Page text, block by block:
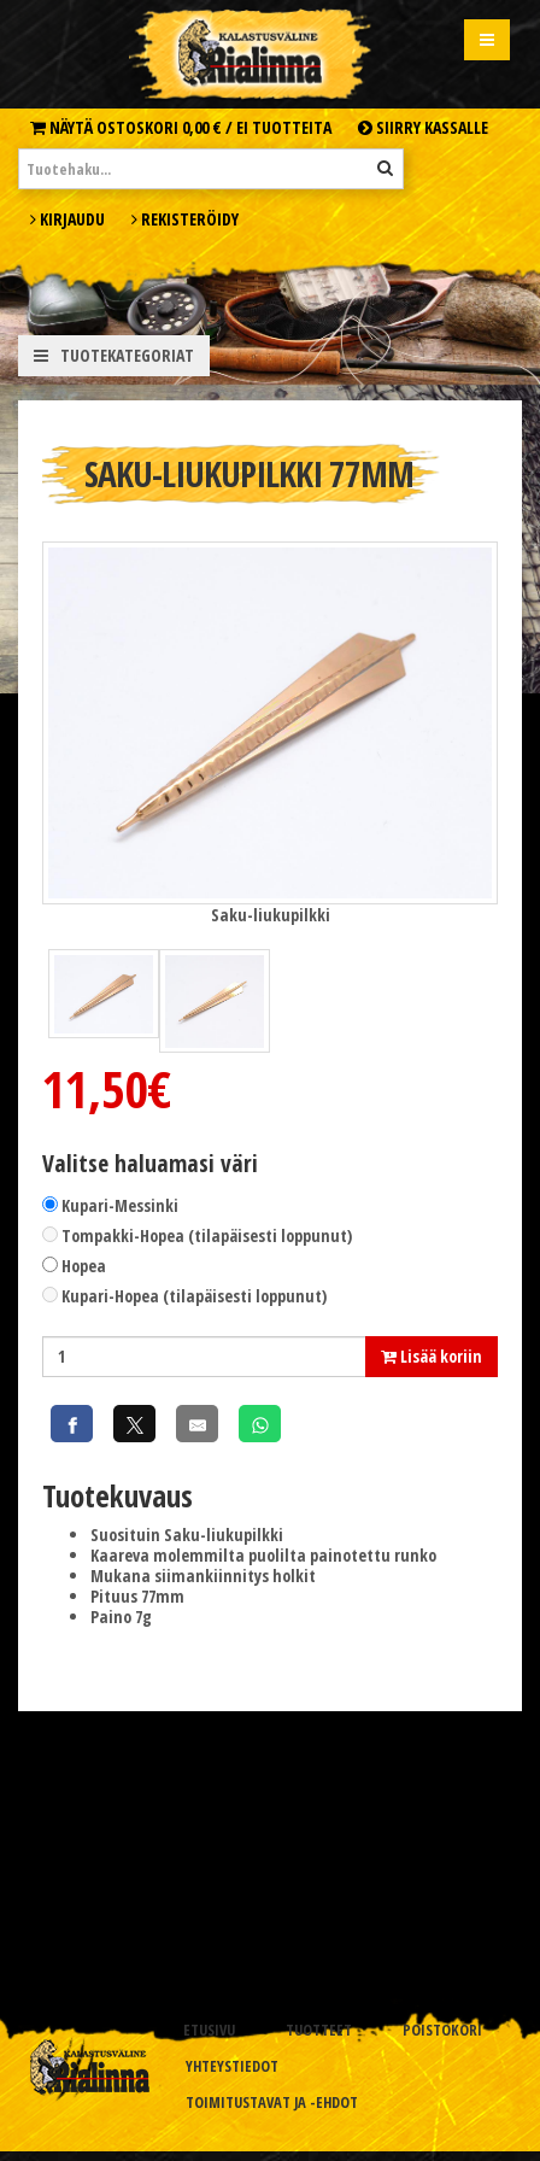
NÄYTÄ OSTOSKORI 0,00 € / EI TUOTTEITA SIIRRY KASSALLE
KIRJAUDU REKISTERÖIDY
TUOTEKATEGORIAT
SAKU-LIUKUPILKKI 77MM
Saku-liukupilkki
11,50€
Valitse haluamasi väri
Kupari-Messinki
Tompakki-Hopea (tilapäisesti loppunut)
Hopea
Kupari-Hopea (tilapäisesti loppunut)
Lisää koriin
Tuotekuvaus
Suosituin Saku-liukupilkki
Kaareva molemmilta puolilta painotettu runko
Mukana siimankiinnitys holkit
Pituus 77mm
Paino 7g
ETUSIVU TUOTTEET
POISTOKORI
YHTEYSTIEDOT
TOIMITUSTAVAT JA -EHDOT